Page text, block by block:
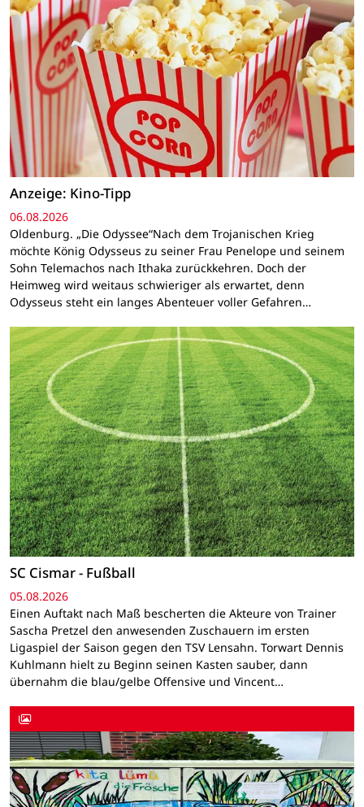
Anzeige: Kino-Tipp
06.08.2026
Oldenburg. „Die Odyssee“Nach dem Trojanischen Krieg
möchte König Odysseus zu seiner Frau Penelope und seinem
Sohn Telemachos nach Ithaka zurückkehren. Doch der
Heimweg wird weitaus schwieriger als erwartet, denn
Odysseus steht ein langes Abenteuer voller Gefahren…
SC Cismar - Fußball
05.08.2026
Einen Auftakt nach Maß bescherten die Akteure von Trainer
Sascha Pretzel den anwesenden Zuschauern im ersten
Ligaspiel der Saison gegen den TSV Lensahn. Torwart Dennis
Kuhlmann hielt zu Beginn seinen Kasten sauber, dann
übernahm die blau/gelbe Offensive und Vincent…